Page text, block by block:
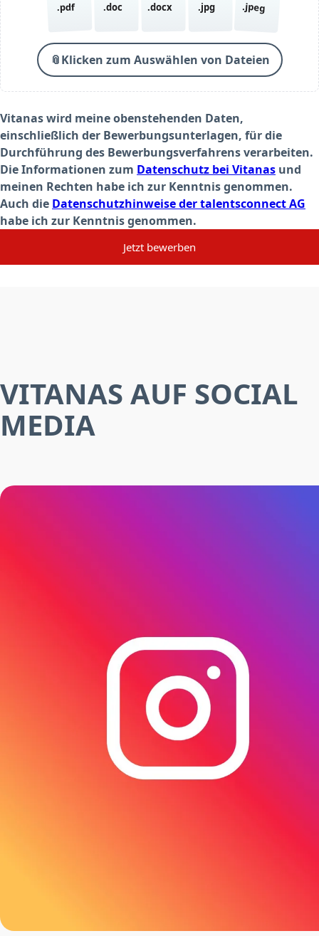
.pdf .doc .docx .jpg .jpeg
📎Klicken zum Auswählen von Dateien
Vitanas wird meine obenstehenden Daten,
einschließlich der Bewerbungsunterlagen, für die
Durchführung des Bewerbungsverfahrens verarbeiten.
Die Informationen zum Datenschutz bei Vitanas und
meinen Rechten habe ich zur Kenntnis genommen.
Auch die Datenschutzhinweise der talentsconnect AG
habe ich zur Kenntnis genommen.
Jetzt bewerben
VITANAS AUF SOCIAL
MEDIA